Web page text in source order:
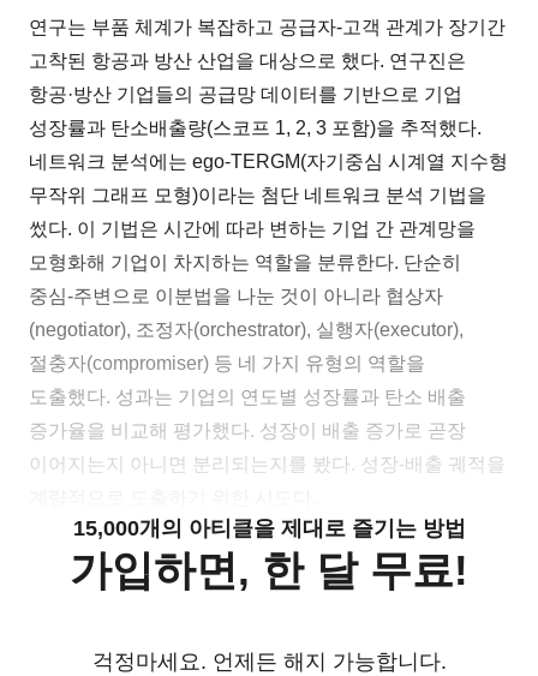
연구는 부품 체계가 복잡하고 공급자-고객 관계가 장기간
고착된 항공과 방산 산업을 대상으로 했다. 연구진은
항공·방산 기업들의 공급망 데이터를 기반으로 기업
성장률과 탄소배출량(스코프 1, 2, 3 포함)을 추적했다.
네트워크 분석에는 ego-TERGM(자기중심 시계열 지수형
무작위 그래프 모형)이라는 첨단 네트워크 분석 기법을
썼다. 이 기법은 시간에 따라 변하는 기업 간 관계망을
모형화해 기업이 차지하는 역할을 분류한다. 단순히
중심-주변으로 이분법을 나눈 것이 아니라 협상자
(negotiator), 조정자(orchestrator), 실행자(executor),
절충자(compromiser) 등 네 가지 유형의 역할을
도출했다. 성과는 기업의 연도별 성장률과 탄소 배출
증가율을 비교해 평가했다. 성장이 배출 증가로 곧장
이어지는지 아니면 분리되는지를 봤다. 성장-배출 궤적을
15,000개의 아티클을 제대로 즐기는 방법
가입하면, 한 달 무료!
걱정마세요. 언제든 해지 가능합니다.